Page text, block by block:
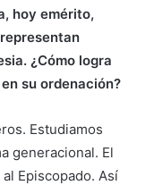
hoy emérito,
¿Cómo logra
su ordenación?
Estudiamos
generacional. El
Episcopado. Así